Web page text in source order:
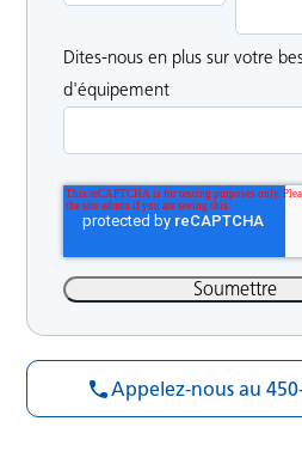
Dites-nous en plus sur votre
d'équipement
Appelez-nous au